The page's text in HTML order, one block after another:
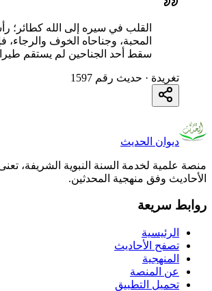
القلب في سيره إلى الله كطائر؛
المحبة، وجناحاه الخوف والرجاء،
سقط أحد الجناحين لم يستقم
تغريدة · حديث رقم 1597
ديوان الحديث
منصة علمية لخدمة السنة النبوية الشريفة،
الأحاديث وفق منهجية المحدثين.
روابط سريعة
الرئيسية
تصفح الأحاديث
المنهجية
عن المنصة
تحميل التطبيق